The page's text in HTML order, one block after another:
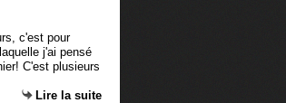
c'est pour
j'ai pensé
C'est plusieurs
Lire la suite